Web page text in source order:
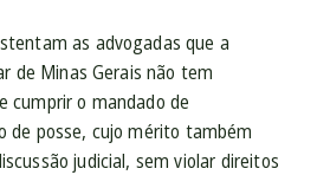
as advogadas que a
de Minas Gerais não tem
cumprir o mandado de
de posse, cujo mérito também
judicial, sem violar direitos